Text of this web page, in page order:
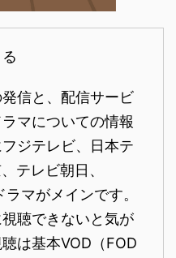
信と、配信サービ
マについての情報
ジテレビ、日本テ
テレビ朝日、
マがメインです。
聴できないと気が
は基本VOD（FOD